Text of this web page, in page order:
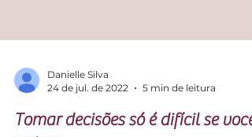
24 de jul. de 2022
5 min de leitura